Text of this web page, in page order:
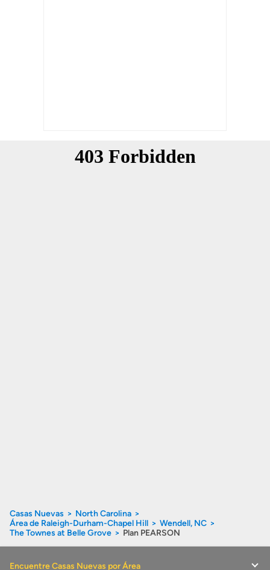
Casas Nuevas
North Carolina
Área de Raleigh-Durham-Chapel Hill
Wendell, NC
The Townes at Belle Grove
Plan PEARSON
Encuentre Casas Nuevas por Área